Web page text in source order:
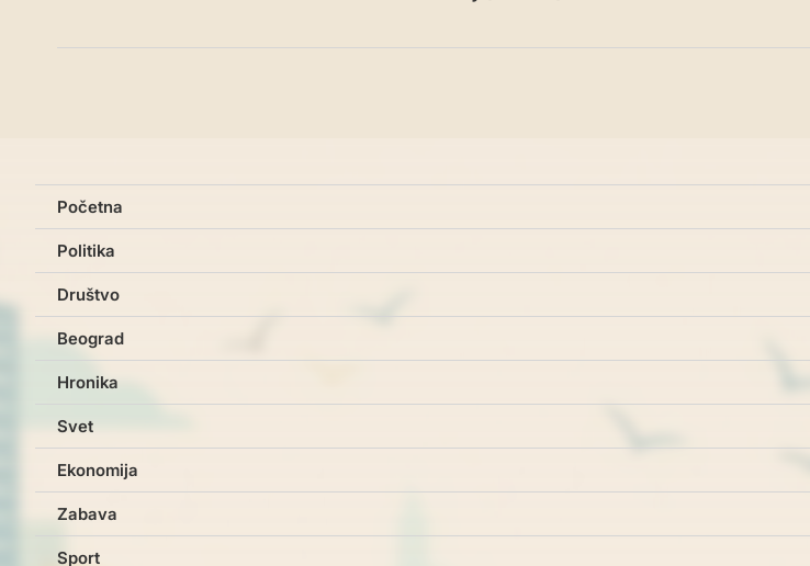
Početna
Politika
Društvo
Beograd
Hronika
Svet
Ekonomija
Zabava
Sport